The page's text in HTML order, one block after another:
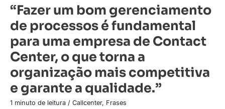
“Fazer um bom gerenciamento
de processos é fundamental
para uma empresa de Contact
Center, o que torna a
organização mais competitiva
e garante a qualidade.”
1 minuto de leitura / Callcenter, Frases
“Fazer
um
gerenciamento
de
processos
é
fundamental
para
uma
empresa
de
Contact
Center,
o